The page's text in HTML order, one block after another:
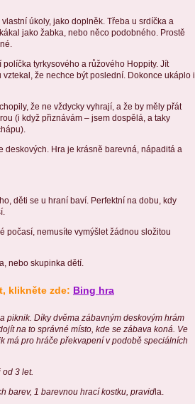
úkoly, jako doplněk. Třeba u srdíčka a
jako žabka, nebo něco podobného. Prostě
tyrkysového a růžového Hoppity. Jít
že nechce být poslední. Dokonce ukáplo i
že ne vždycky vyhrají, a že by měly přát
(i když přiznávám – jsem dospělá, a taky
deskových. Hra je krásně barevná, nápaditá a
děti se u hraní baví. Perfektní na dobu, kdy
počasí, nemusíte vymýšlet žádnou složitou
nebo skupinka dětí.
klikněte zde: Bing hra
piknik. Díky dvěma zábavným deskovým hrám
na to správné místo, kde se zábava koná. Ve
má pro hráče překvapení v podobě speciálních
3 let.
barev, 1 barevnou hrací kostku, pravid la.